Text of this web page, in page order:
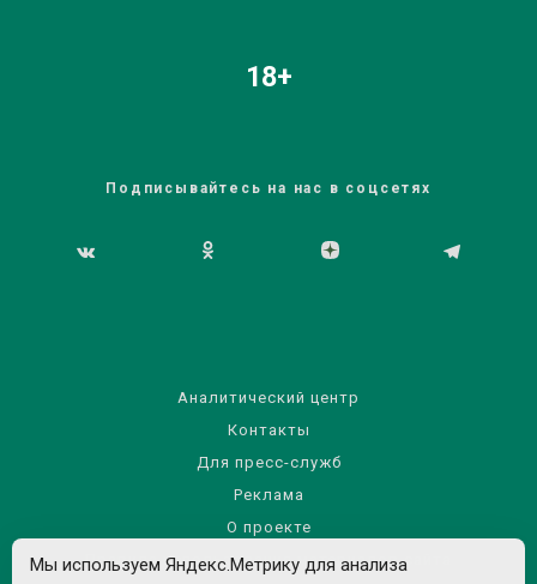
18+
Подписывайтесь на нас в соцсетях
Аналитический центр
Контакты
Для пресс-служб
Реклама
О проекте
Правила использования материалов сайта
Мы используем Яндекс.Метрику для анализа